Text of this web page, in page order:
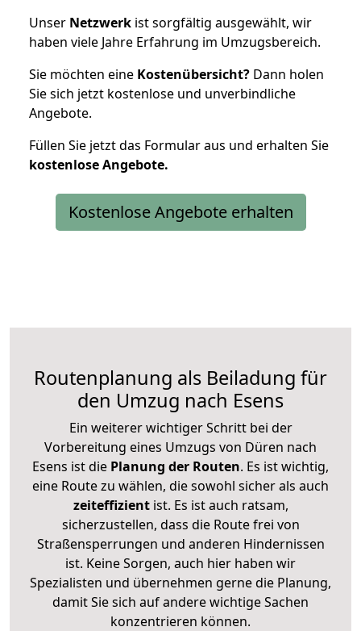
Unser Netzwerk ist sorgfältig ausgewählt, wir
haben viele Jahre Erfahrung im Umzugsbereich.
Sie möchten eine Kostenübersicht? Dann holen
Sie sich jetzt kostenlose und unverbindliche
Angebote.
Füllen Sie jetzt das Formular aus und erhalten Sie
kostenloseAngebote.
Kostenlose Angebote erhalten
Routenplanung als Beiladung für
den Umzug nach Esens
Ein weiterer wichtiger Schritt bei der
Vorbereitung eines Umzugs von Düren nach
Esens ist die Planung der Routen. Es ist wichtig,
eine Route zu wählen, die sowohl sicher als auch
zeiteffizientist. Es ist auch ratsam,
sicherzustellen, dass die Route frei von
Straßensperrungen und anderen Hindernissen
ist. Keine Sorgen, auch hier haben wir
Spezialisten und übernehmen gerne die Planung,
damit Sie sich auf andere wichtige Sachen
konzentrieren können.